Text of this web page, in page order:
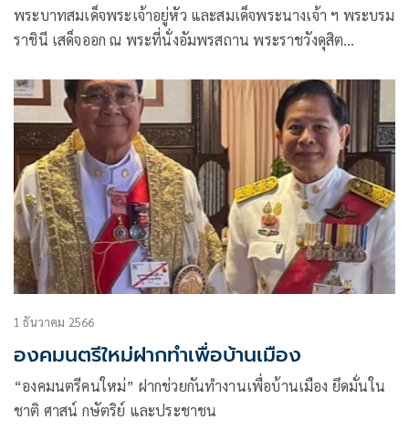
พระบาทสมเด็จพระเจ้าอยู่หัว และสมเด็จพระนางเจ้า ฯ พระบรม
ราชินี เสด็จออก ณ พระที่นั่งอัมพรสถาน พระราชวังดุสิต
ประธานองคมนตรี นำ พลเอก ประยุทธ์ จันทร์โอชา องคมนตรี
1 ธันวาคม 2566
องคมนตรีใหม่ฝากทำเพื่อบ้านเมือง
“องคมนตรีคนใหม่” ฝากช่วยกันทำงานเพื่อบ้านเมือง ยึดมั่นใน
ชาติ ศาสน์ กษัตริย์ และประชาชน